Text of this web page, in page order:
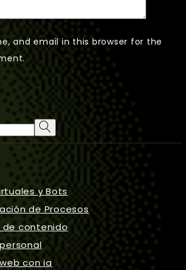
and email in this browser for the
y Bots
de Procesos
de contenido
con ia